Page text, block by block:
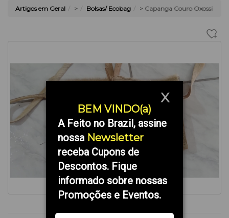
Artigos em Geral > Bolsas/ Ecobag > Capanga Couro Oxossi
X
BEM VINDO(a)
A Feito no Brazil, assine
nossa Newsletter
receba Cupons de
Descontos. Fique
informado sobre nossas
Promoções e Eventos.